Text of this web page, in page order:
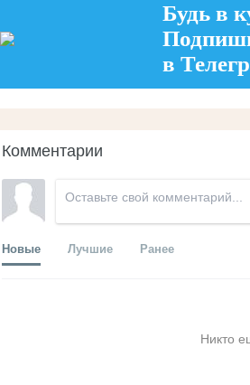
Будь в
в
Комментарии
Новые Лучшие Ранее
Никто